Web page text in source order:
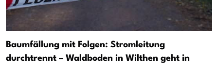
Baumfällung mit Folgen: Stromleitung
durchtrennt – Waldboden in Wilthen geht in